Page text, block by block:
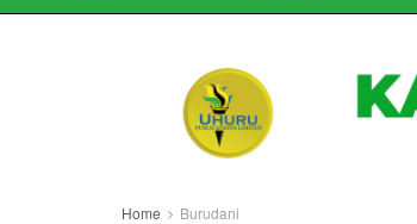
Home Burudani